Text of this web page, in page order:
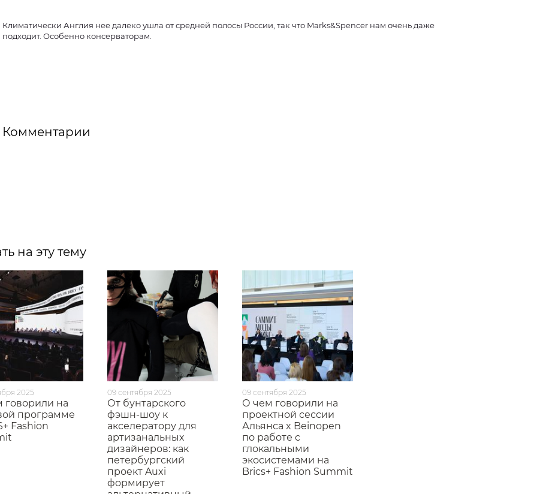
Климатически Англия нее далеко ушла от средней полосы России, так что Marks&Spencer нам очень даже
подходит. Особенно консерваторам.
Комментарии
на эту тему
2025
говорили на
программе
Fashion
09 сентября 2025
От бунтарского
фэшн-шоу к
акселератору для
артизанальных
дизайнеров: как
петербургский
проект Auxi
формирует
09 сентября 2025
О чем говорили на
проектной сессии
Альянса x Beinopen
по работе с
глокальными
экосистемами на
Brics+ Fashion Summit